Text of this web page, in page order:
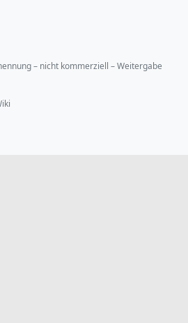
– nicht kommerziell – Weitergabe